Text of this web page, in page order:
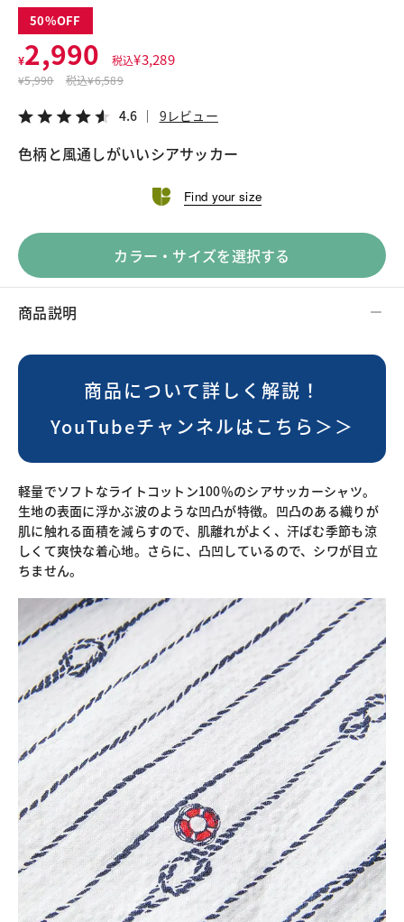
50
¥2,990 税込¥3,289
¥5,990 税込¥6,589
4.6 9レビュー
色柄と風通しがいいシアサッカー
Find your size
カラー・サイズを選択する
商品説明
商品について詳しく解説！
YouTubeチャンネルはこちら＞＞
軽量でソフトなライトコットン100％のシアサッカーシャツ。
生地の表面に浮かぶ波のような凹凸が特徴。凹凸のある織りが
肌に触れる面積を減らすので、肌離れがよく、汗ばむ季節も涼
しくて爽快な着心地。さらに、凸凹しているので、シワが目立
ちません。
LINE X